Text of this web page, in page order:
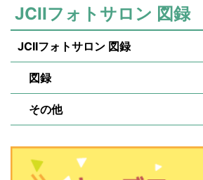
JCIIフォトサロン 図録
JCIIフォトサロン 図録
図録
その他